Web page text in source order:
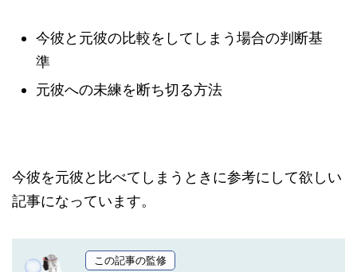
今彼と元彼の比較をしてしまう場合の判断基
準
元彼への未練を断ち切る方法
今彼を元彼と比べてしまうときに参考にして欲しい
記事になっています。
この記事の監修